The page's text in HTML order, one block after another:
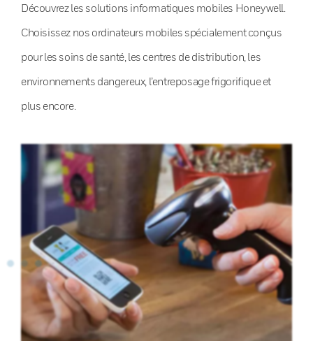
Découvrez les solutions informatiques mobiles Honeywell.
Choisissez nos ordinateurs mobiles spécialement conçus
pour les soins de santé, les centres de distribution, les
environnements dangereux, l’entreposage frigorifique et
plus encore.